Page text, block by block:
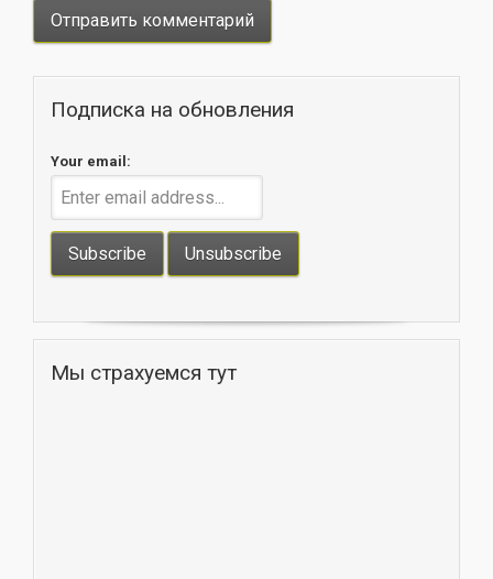
Подписка на обновления
Your email:
Мы страхуемся тут